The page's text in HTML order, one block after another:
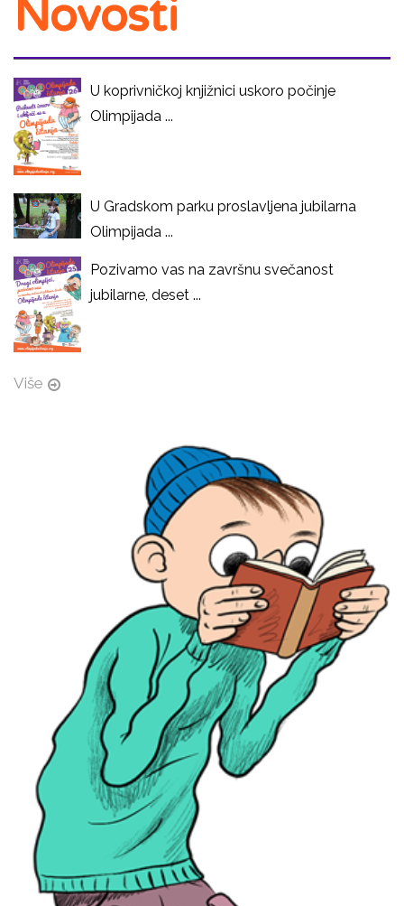
Novosti
U koprivničkoj knjižnici uskoro počinje
Olimpijada ...
U Gradskom parku proslavljena jubilarna
Olimpijada ...
Pozivamo vas na završnu svečanost
jubilarne, deset ...
Više